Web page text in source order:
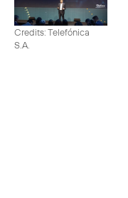
Credits: Telefónica
S.A.